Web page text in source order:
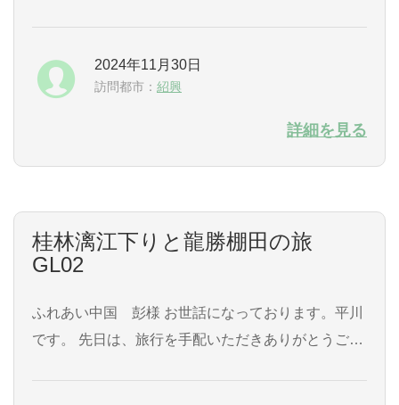
すことができました。 ありがとうございました。ま
た機会があればよろしくお願いします。 MOTOMIY
2024年11月30日
訪問都市： 紹興
詳細を見る
桂林漓江下りと龍勝棚田の旅
GL02
ふれあい中国 彭様 お世話になっております。平川
です。 先日は、旅行を手配いただきありがとうござ